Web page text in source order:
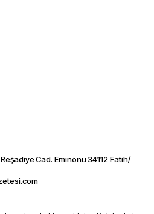
Cad. Eminönü 34112 Fatih/